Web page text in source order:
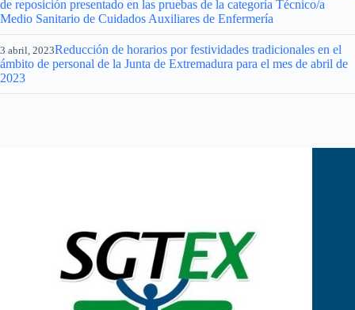
de reposición presentado en las pruebas de la categoría Técnico/a
Medio Sanitario de Cuidados Auxiliares de Enfermería
3 abril, 2023Reducción de horarios por festividades tradicionales en el
ámbito de personal de la Junta de Extremadura para el mes de abril de
2023